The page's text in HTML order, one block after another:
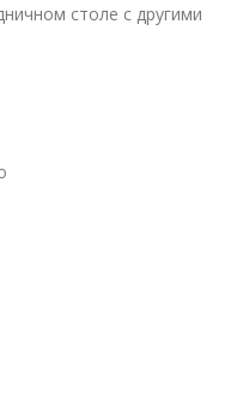
столе с другими